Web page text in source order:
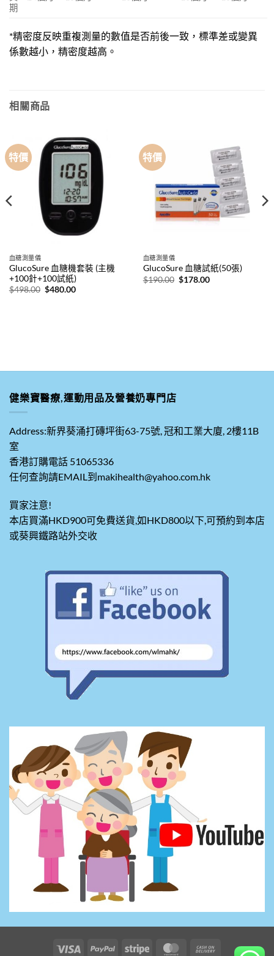
期
*精密度反映重複測量的數值是否前後一致，標準差或變異
係數越小，精密度越高。
相關商品
特價
血糖測量儀
GlucoSure 血糖機套裝 (主機
+100針+100試紙)
$498.00 原
$480.00目
特價
血糖測量儀
GlucoSure 血糖試紙(50張)
$190.00 原
始
$178.00目
健樂寶醫療,運動用品及營養奶專門店
Address:新界葵涌打磚坪街63-75號, 冠和工業大廈, 2樓11B
室
香港訂購電話 51065336
任何查詢請EMAIL到makihealth@yahoo.com.hk
買家注意!
本店買滿HKD900可免費送貨,如HKD800以下,可預約到本店
或葵興鐵路站外交收
Visa PayPal Stripe MasterCardCash